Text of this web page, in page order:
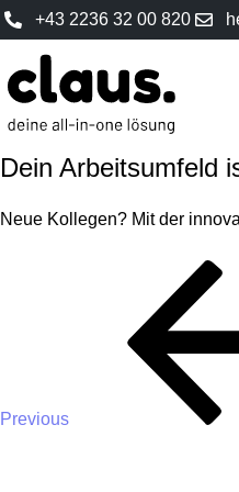
+43 2236 32 00 820
Dein Arbeitsumfeld
Neue Kollegen? Mit der
Previous